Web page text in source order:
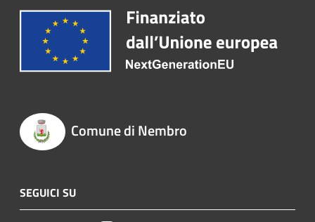
Comune di Nembro
SEGUICI SU